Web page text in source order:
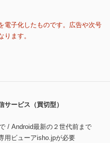
電子化したものです。広告や次号
ます。
サービス（買切型）
/ Android最新の２世代前まで
用ビューアisho.jpが必要